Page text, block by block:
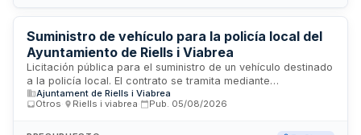
usuario según peritación de seguros. La adjudicación se
realizará conforme a varios criterios establecidos en el
pliego de cláusulas administrativas particulares.
Suministro de vehículo para la policía local del
Ayuntamiento de Riells i Viabrea
Licitación pública para el suministro de un vehículo destinado
a la policía local. El contrato se tramita mediante
procedimiento abierto simplificado abreujado conforme a la
normativa de contratación pública. La entrega del bien debe
Ajuntament de Riells i Viabrea
Otros
Riells i viabrea Pub. 05/08/2026